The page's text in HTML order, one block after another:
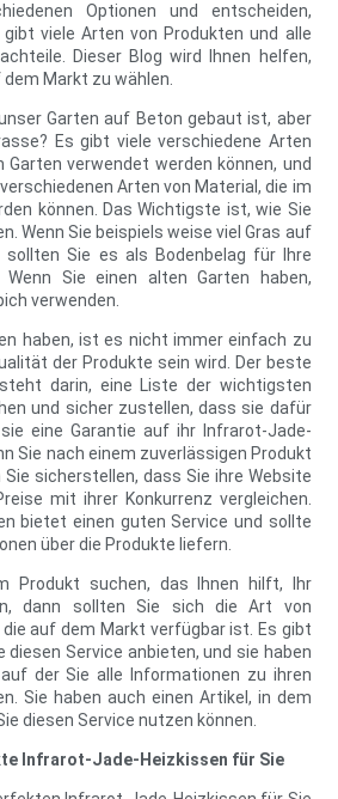
Optionen und entscheiden,
viele Arten von Produkten und alle
Dieser Blog wird Ihnen helfen,
Markt zu wählen.
Garten auf Beton gebaut ist, aber
Es gibt viele verschiedene Arten
Garten verwendet werden können, und
Arten von Material, die im
können. Das Wichtigste ist, wie Sie
Wenn Sie beispiels weise viel Gras auf
sollten Sie es als Bodenbelag für Ihre
Wenn Sie einen alten Garten haben,
verwenden.
haben, ist es nicht immer einfach zu
der Produkte sein wird. Der beste
darin, eine Liste der wichtigsten
und sicher zustellen, dass sie dafür
eine Garantie auf ihr Infrarot-Jade-
Sie nach einem zuverlässigen Produkt
sicherstellen, dass Sie ihre Website
mit ihrer Konkurrenz vergleichen.
bietet einen guten Service und sollte
über die Produkte liefern.
Produkt suchen, das Ihnen hilft, Ihr
dann sollten Sie sich die Art von
auf dem Markt verfügbar ist. Es gibt
diesen Service anbieten, und sie haben
der Sie alle Informationen zu ihren
Sie haben auch einen Artikel, in dem
diesen Service nutzen können.
Infrarot-Jade-Heizkissen für Sie